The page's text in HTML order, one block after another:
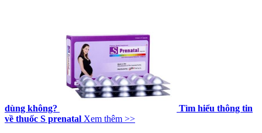
dùng không?
Tìm hiểu thông tin
về thuốc S prenatal Xem thêm >>